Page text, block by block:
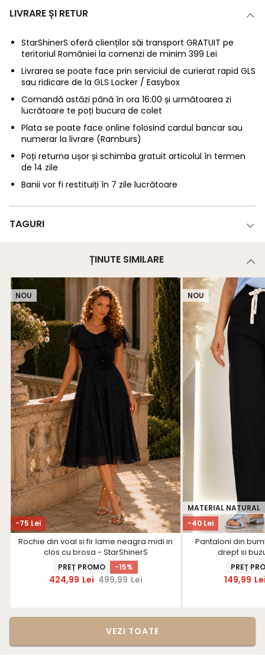
LIVRARE ȘI RETUR
StarShinerS oferă clienților săi transport GRATUIT pe
teritoriul României la comenzi de minim 399 Lei
Livrarea se poate face prin serviciul de curierat rapid GLS
sau ridicare de la GLS Locker / Easybox
Comandă astăzi până în ora 16:00 și următoarea zi
lucrătoare te poți bucura de colet
Plata se poate face online folosind cardul bancar sau
numerar la livrare (Ramburs)
Poți returna ușor și schimba gratuit articolul în termen
de 14 zile
Banii vor fi restituiți în 7 zile lucrătoare
TAGURI
ȚINUTE SIMILARE
-75 Lei
NOU
Rochie din voal si fir lame neagra midi in
clos cu brosa - StarShinerS
PREȚ PROMO -15%
424,99 Lei 499,99 Lei
-40 Lei
MATERIAL NATURAL
NOU
Pantaloni din
drept si
PREȚ
149,99
VEZI TOATE